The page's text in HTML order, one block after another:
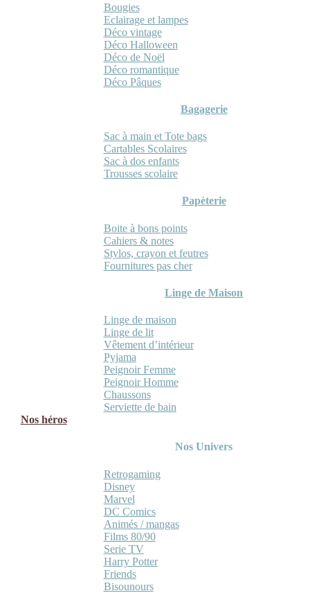
Bougies
Eclairage et lampes
Déco vintage
Déco Halloween
Déco de Noël
Déco romantique
Déco Pâques
Bagagerie
Sac à main et Tote bags
Cartables Scolaires
Sac à dos enfants
Trousses scolaire
Papèterie
Boite à bons points
Cahiers & notes
Stylos, crayon et feutres
Fournitures pas cher
Linge de Maison
Linge de maison
Linge de lit
Vêtement d’intérieur
Pyjama
Peignoir Femme
Peignoir Homme
Chaussons
Serviette de bain
Nos héros
Nos Univers
Retrogaming
Disney
Marvel
DC Comics
Animés / mangas
Films 80/90
Serie TV
Harry Potter
Friends
Bisounours